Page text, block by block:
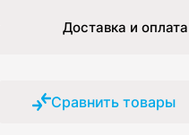
Доставка и оплата
Сравнить товары